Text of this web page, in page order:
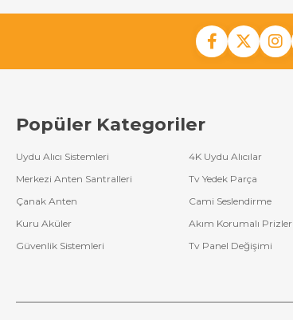
Popüler Kategoriler
Uydu Alıcı Sistemleri 4K Uydu Alıcılar
Merkezi Anten Santralleri
Tv Yedek Parça
Çanak Anten
Cami Seslendirme
Kuru Aküler
Akım Korumalı Prizler
Güvenlik Sistemleri
Tv Panel Değişimi